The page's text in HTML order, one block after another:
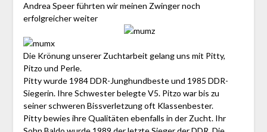
Andrea Speer führten wir meinen Zwinger noch
erfolgreicher weiter
Die Krönung unserer Zuchtarbeit gelang uns mit Pitty,
Pitzo und Perle.
Pitty wurde 1984 DDR-Junghundbeste und 1985 DDR-
Siegerin. Ihre Schwester belegte V5. Pitzo war bis zu
seiner schweren Bissverletzung oft Klassenbester.
Pitty bewies ihre Qualitäten ebenfalls in der Zucht. Ihr